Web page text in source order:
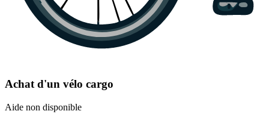
Achat d'un vélo cargo
Aide non disponible